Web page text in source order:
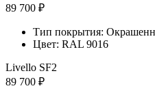
89 700 ₽
Тип покрытия:
Цвет: RAL 9016
Livello SF2
89 700 ₽